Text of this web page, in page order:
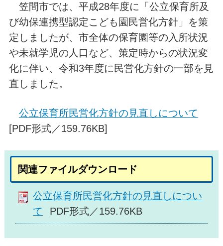
笠間市では、平成28年度に「公立保育所及
び幼保連携型認定こども園民営化方針」を策
定しましたが、市全体の保育園等の入所状況
や未就学児の人口など、策定時からの状況変
化に伴い、令和3年度に民営化方針の一部を見
直しました。
公立保育所民営化方針の見直しについて
[PDF形式／159.76KB]
関連ファイルダウンロード
公立保育所民営化方針の見直しについ
て
PDF形式／159.76KB